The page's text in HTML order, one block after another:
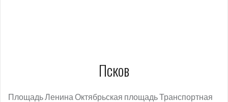
Псков
Площадь Ленина Октябрьская площадь Транспортная